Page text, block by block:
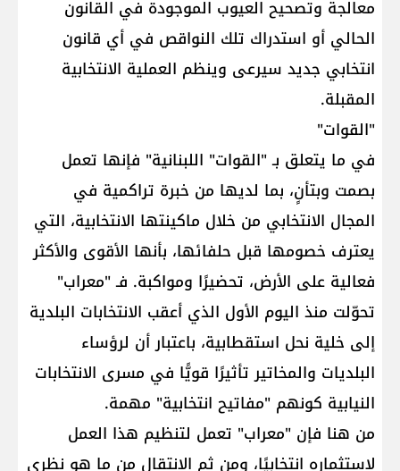
معالجة وتصحيح العيوب الموجودة في القانون
الحالي أو استدراك تلك النواقص في أي قانون
انتخابي جديد سيرعى وينظم العملية الانتخابية
المقبلة.
"القوات"
في ما يتعلق بـ "القوات" اللبنانية" فإنها تعمل
بصمت وبتأنٍ، بما لديها من خبرة تراكمية في
المجال الانتخابي من خلال ماكينتها الانتخابية، التي
يعترف خصومها قبل حلفائها، بأنها الأقوى والأكثر
فعالية على الأرض، تحضيرًا ومواكبة. فـ "معراب"
تحوّلت منذ اليوم الأول الذي أعقب الانتخابات البلدية
إلى خلية نحل استقطابية، باعتبار أن لرؤساء
البلديات والمخاتير تأثيرًا قويًّا في مسرى الانتخابات
النيابية كونهم "مفاتيح انتخابية" مهمة.
من هنا فإن "معراب" تعمل لتنظيم هذا العمل
لاستثماره انتخابيًا، ومن ثم الانتقال من ما هو نظري